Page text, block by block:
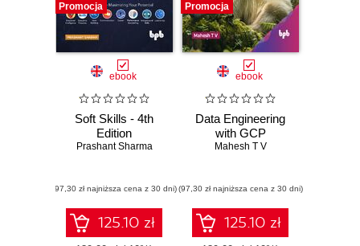
Promocja
ebook
Soft Skills - 4th
Edition
Prashant Sharma
(97,30 zł najniższa cena z 30 dni)
125.10 zł
Promocja
ebook
Data Engineering
with GCP
Mahesh T V
(97,30 zł najniższa cena z 30 dni)
125.10 zł